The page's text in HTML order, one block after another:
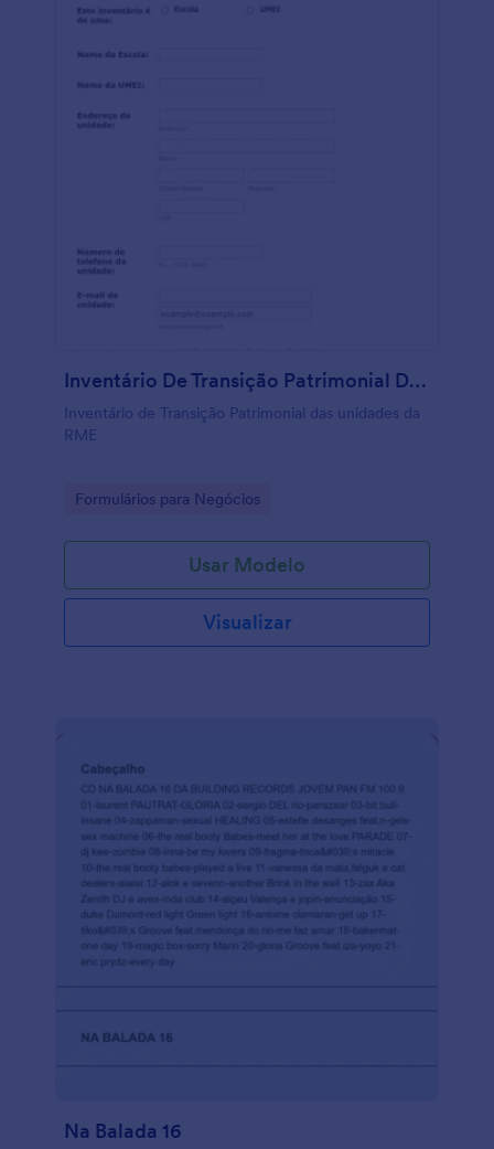
Inventário De Transição Patrimonial Das Unidades Da RME
Inventário de Transição Patrimonial das unidades da
RME
Go to Category:
Formulários para Negócios
Usar Modelo
Visualizar
Na Balada 16